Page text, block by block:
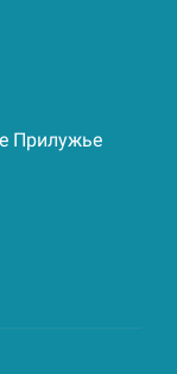
Прилужье